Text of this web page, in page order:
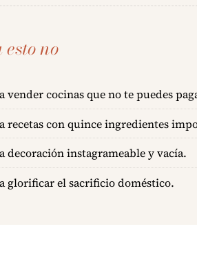
no
vender cocinas que no te puedes
recetas con quince ingredientes
decoración instagrameable y vacía.
glorificar el sacrificio doméstico.